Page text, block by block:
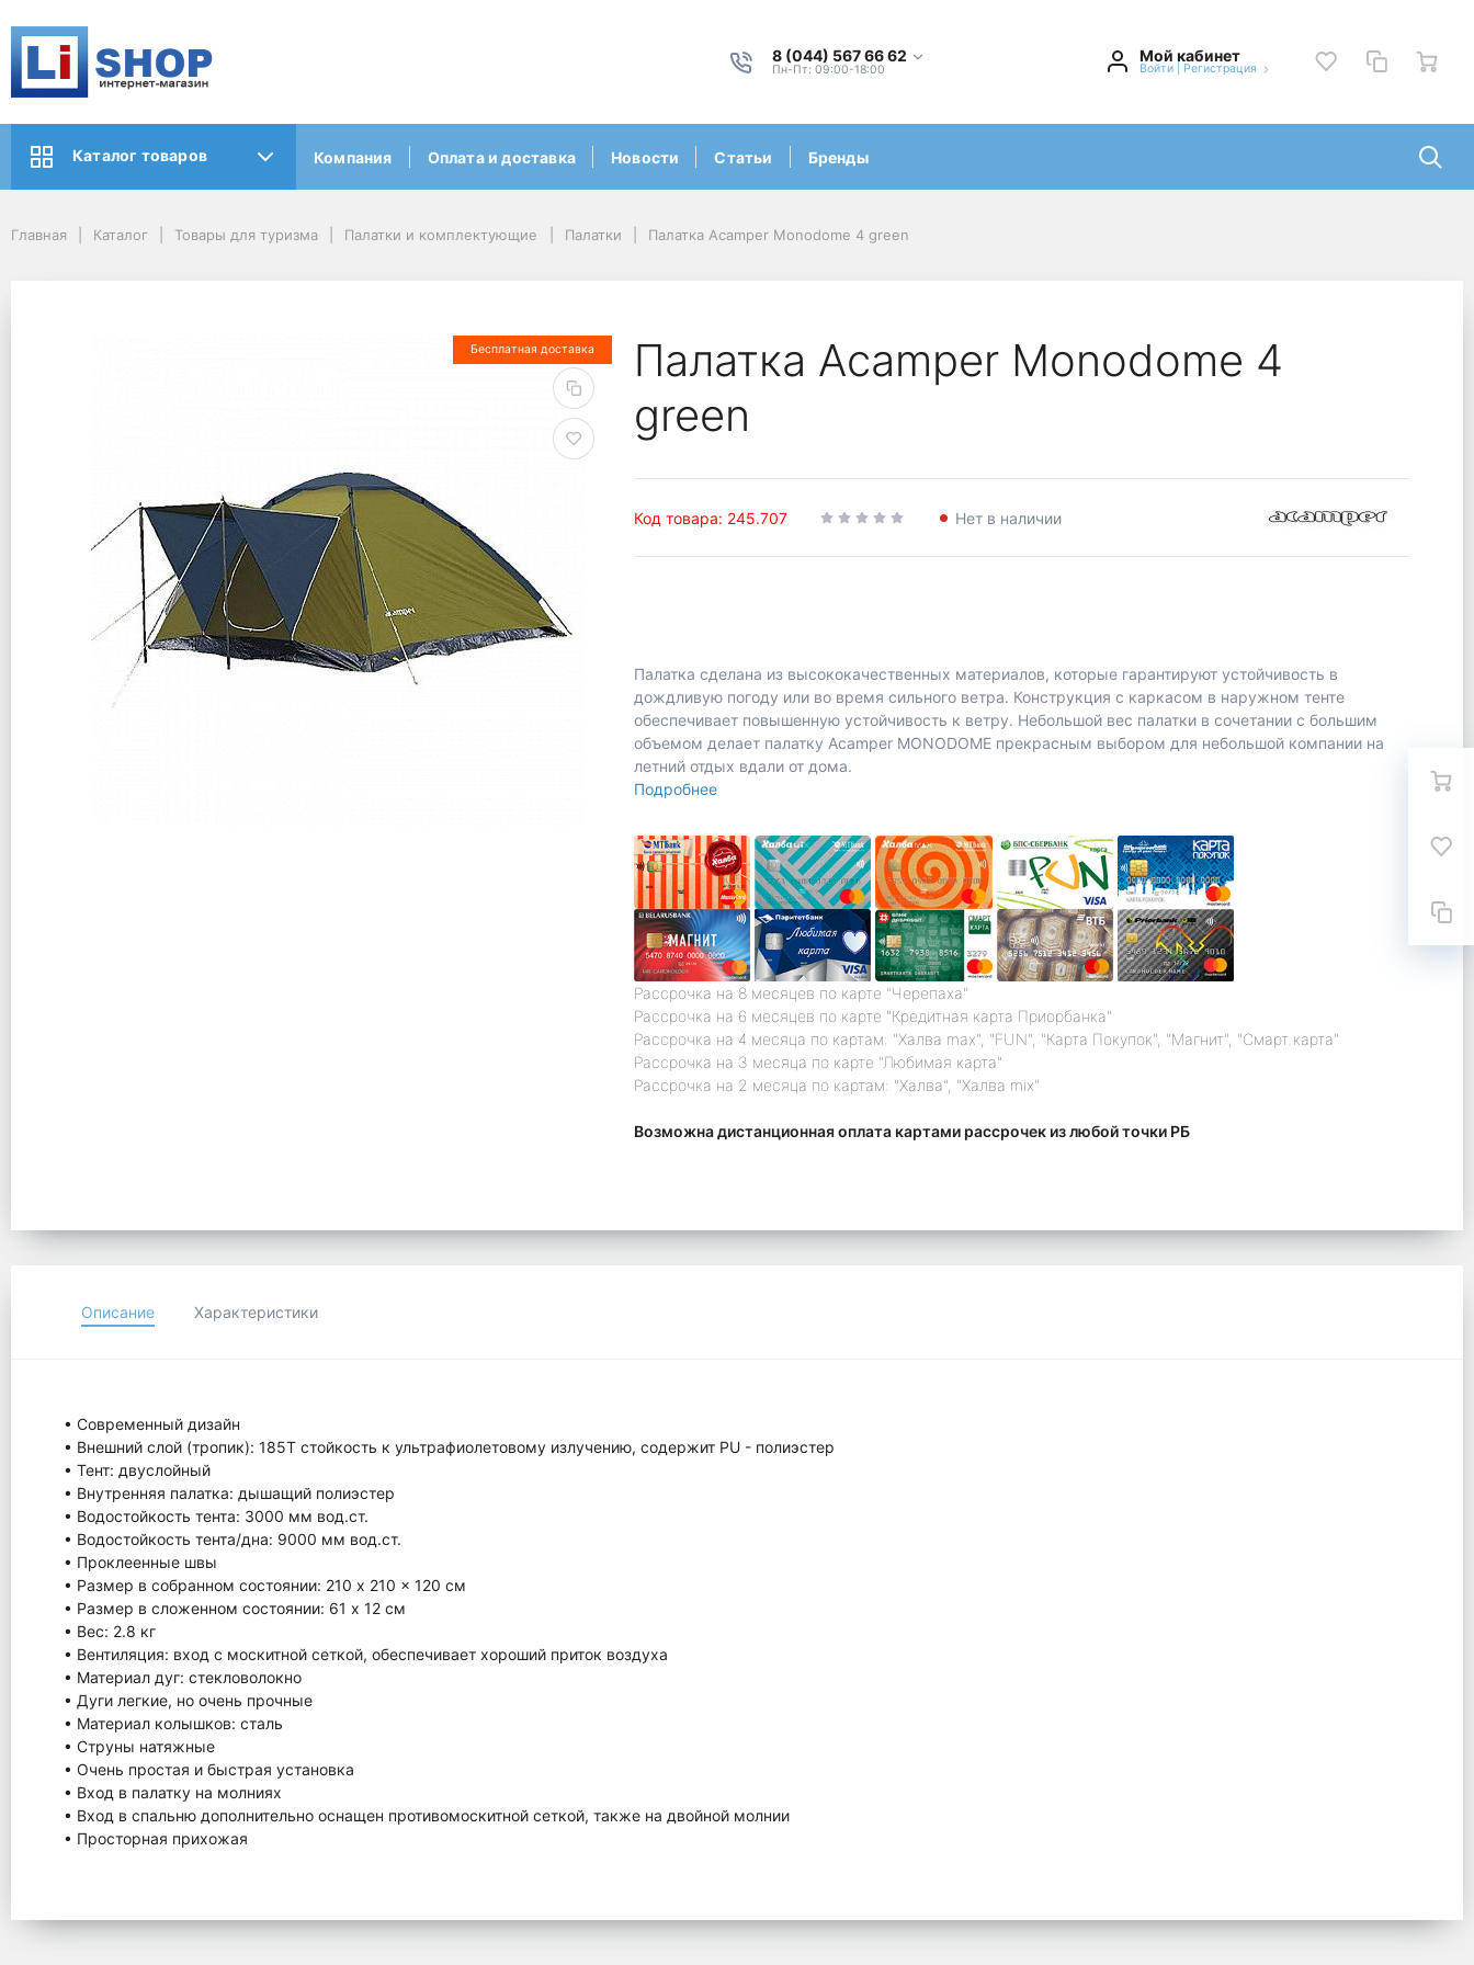
8 (044) 567 66 62
Пн-Пт: 09:00-18:00
Мой кабинет
Войти Регистрация
Каталог товаров Компания Оплата и доставка Новости Статьи Бренды
Главная Каталог Товары для туризма Палатки и комплектующие Палатки Палатка Acamper Monodome 4 green
Бесплатная доставка
Палатка Acamper Monodome 4
green
Код товара: 245.707 Нет в наличии
Палатка сделана из высококачественных материалов, которые гарантируют устойчивость в
дождливую погоду или во время сильного ветра. Конструкция с каркасом в наружном тенте
обеспечивает повышенную устойчивость к ветру. Небольшой вес палатки в сочетании с большим
объемом делает палатку Acamper MONODOME прекрасным выбором для небольшой компании на
летний отдых вдали от дома.
Подробнее
Рассрочка на 8 месяцев по карте "Черепаха"
Рассрочка на 6 месяцев по карте "Кредитная карта Приорбанка"
Рассрочка на 4 месяца по картам: "Халва max", "FUN", "Карта Покупок", "Магнит", "Смарт карта"
Рассрочка на 3 месяца по карте "Любимая карта"
Рассрочка на 2 месяца по картам: "Халва", "Халва mix"
Возможна дистанционная оплата картами рассрочек из любой точки РБ
Описание Характеристики
• Современный дизайн
• Внешний слой (тропик): 185T стойкость к ультрафиолетовому излучению, содержит PU - полиэстер
• Тент: двуслойный
• Внутренняя палатка: дышащий полиэстер
• Водостойкость тента: 3000 мм вод.ст.
• Водостойкость тента/дна: 9000 мм вод.ст.
• Проклеенные швы
• Размер в собранном состоянии: 210 x 210 x 120 см
• Размер в сложенном состоянии: 61 х 12 см
• Вес: 2.8 кг
• Вентиляция: вход с москитной сеткой, обеспечивает хороший приток воздуха
• Материал дуг: стекловолокно
• Дуги легкие, но очень прочные
• Материал колышков: сталь
• Струны натяжные
• Очень простая и быстрая установка
• Вход в палатку на молниях
• Вход в спальню дополнительно оснащен противомоскитной сеткой, также на двойной молнии
• Просторная прихожая